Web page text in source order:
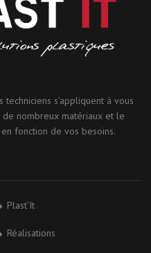
s’appliquent à vous
de nombreux matériaux et le
fonction de vos besoins.
Plast’It
Réalisations